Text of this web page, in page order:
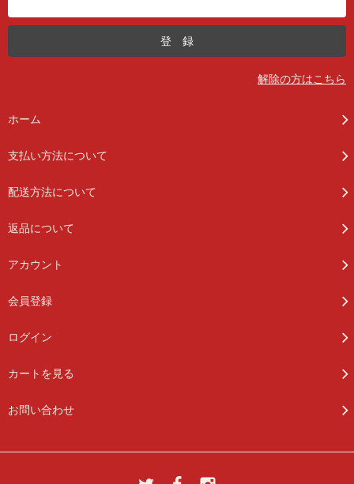
解除の方はこちら
ホーム
支払い方法について
配送方法について
返品について
アカウント
会員登録
ログイン
カートを見る
お問い合わせ